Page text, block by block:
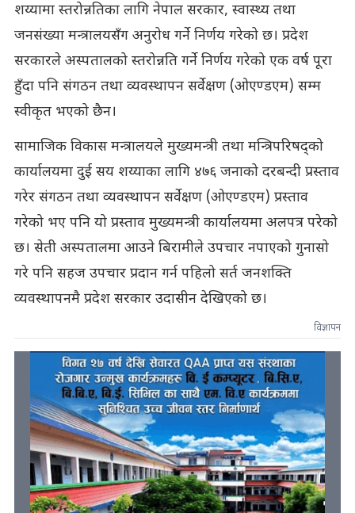
शय्यामा स्तरोन्नतिका लागि नेपाल सरकार, स्वास्थ्य तथा
जनसंख्या मन्त्रालयसँग अनुरोध गर्ने निर्णय गरेको छ। प्रदेश
सरकारले अस्पतालको स्तरोन्नति गर्ने निर्णय गरेको एक वर्ष पूरा
हुँदा पनि संगठन तथा व्यवस्थापन सर्वेक्षण (ओएण्डएम) सम्म
स्वीकृत भएको छैन।
सामाजिक विकास मन्त्रालयले मुख्यमन्त्री तथा मन्त्रिपरिषद्को
कार्यालयमा दुई सय शय्याका लागि ४७६ जनाको दरबन्दी प्रस्ताव
गरेर संगठन तथा व्यवस्थापन सर्वेक्षण (ओएण्डएम) प्रस्ताव
गरेको भए पनि यो प्रस्ताव मुख्यमन्त्री कार्यालयमा अलपत्र परेको
छ। सेती अस्पतालमा आउने बिरामीले उपचार नपाएको गुनासो
गरे पनि सहज उपचार प्रदान गर्न पहिलो सर्त जनशक्ति
व्यवस्थापनमै प्रदेश सरकार उदासीन देखिएको छ।
विज्ञापन